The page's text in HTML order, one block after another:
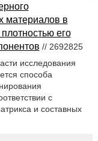
материалов в
его
// 2692825
исследования
способа
с
и составных